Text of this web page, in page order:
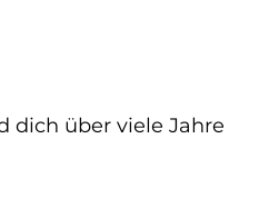
dich über viele Jahre